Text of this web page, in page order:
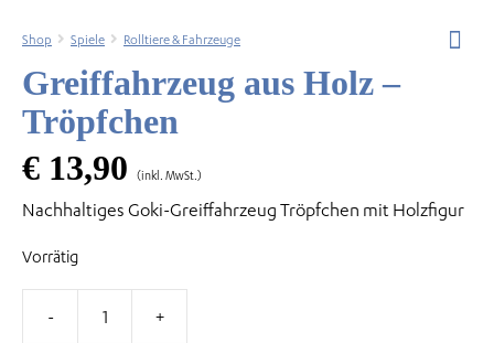
Shop Spiele Rolltiere & Fahrzeuge
Greiffahrzeug aus Holz –
Tröpfchen
€ 13,90 (inkl. MwSt.)
Nachhaltiges Goki-Greiffahrzeug Tröpfchen mit Holzfigur
Vorrätig